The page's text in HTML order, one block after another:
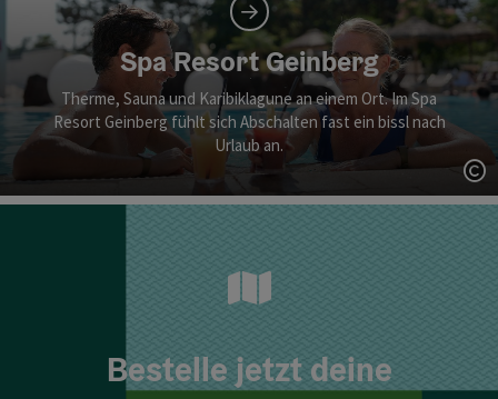
Spa Resort Geinberg
Therme, Sauna und Karibiklagune an einem Ort. Im Spa
Resort Geinberg fühlt sich Abschalten fast ein bissl nach
Urlaub an.
Bestelle jetzt deine